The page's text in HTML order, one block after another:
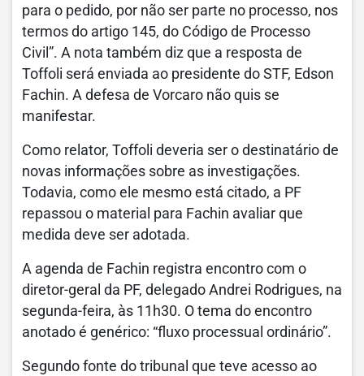
para o pedido, por não ser parte no processo, nos
termos do artigo 145, do Código de Processo
Civil”. A nota também diz que a resposta de
Toffoli será enviada ao presidente do STF, Edson
Fachin. A defesa de Vorcaro não quis se
manifestar.
Como relator, Toffoli deveria ser o destinatário de
novas informações sobre as investigações.
Todavia, como ele mesmo está citado, a PF
repassou o material para Fachin avaliar que
medida deve ser adotada.
A agenda de Fachin registra encontro com o
diretor-geral da PF, delegado Andrei Rodrigues, na
segunda-feira, às 11h30. O tema do encontro
anotado é genérico: “fluxo processual ordinário”.
Segundo fonte do tribunal que teve acesso ao